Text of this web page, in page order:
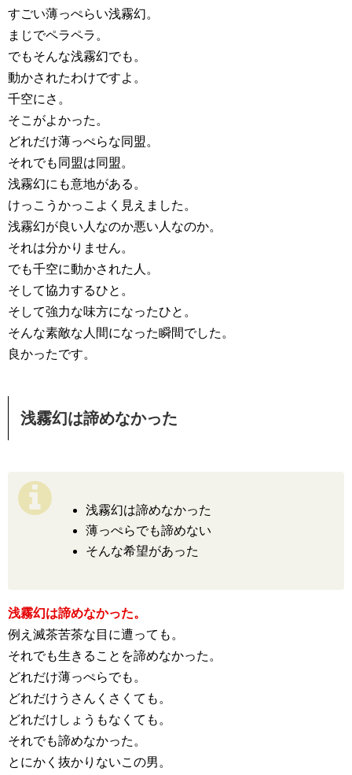
すごい薄っぺらい浅霧幻。
まじでペラペラ。
でもそんな浅霧幻でも。
動かされたわけですよ。
千空にさ。
そこがよかった。
どれだけ薄っぺらな同盟。
それでも同盟は同盟。
浅霧幻にも意地がある。
けっこうかっこよく見えました。
浅霧幻が良い人なのか悪い人なのか。
それは分かりません。
でも千空に動かされた人。
そして協力するひと。
そして強力な味方になったひと。
そんな素敵な人間になった瞬間でした。
良かったです。
浅霧幻は諦めなかった
浅霧幻は諦めなかった
薄っぺらでも諦めない
そんな希望があった
浅霧幻は諦めなかった。
例え滅茶苦茶な目に遭っても。
それでも生きることを諦めなかった。
どれだけ薄っぺらでも。
どれだけうさんくさくても。
どれだけしょうもなくても。
それでも諦めなかった。
とにかく抜かりないこの男。